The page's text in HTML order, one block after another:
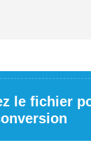
le fichier